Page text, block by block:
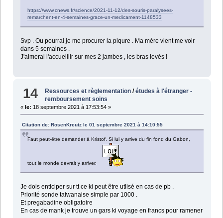
https://www.cnews.fr/science/2021-11-12/des-souris-paralysees-
remarchent-en-4-semaines-grace-un-medicament-1148533
Svp . Ou pourrai je me procurer la piqure . Ma mère vient me voir
dans 5 semaines .
J'aimerai l'accueillir sur mes 2 jambes , les bras levés !
14 Ressources et règlementation /études à l'étranger -
remboursement soins
« le: 18 septembre 2021 à 17:53:54 »
Citation de: RosenKreutz le 01 septembre 2021 à 14:10:55
Faut peut-être demander à Kristof. Si lui y arrive du fin fond du Gabon,
tout le monde devrait y arriver.
Je dois enticiper sur tt ce ki peut être utlisé en cas de pb .
Priorité sonde taiwanaise simple par 1000 .
Et pregabadine obligatoire
En cas de mank je trouve un gars ki voyage en francs pour ramener